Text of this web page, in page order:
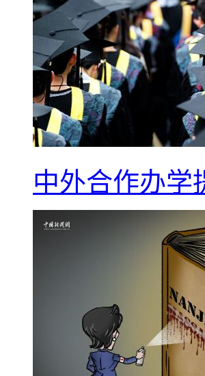
中外合作办学